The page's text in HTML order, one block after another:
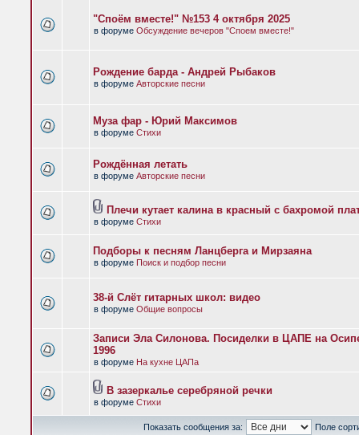
"Споём вместе!" №153 4 октября 2025
в форуме Обсуждение вечеров "Споем вместе!"
Рождение барда - Андрей Рыбаков
в форуме Авторские песни
Муза фар - Юрий Максимов
в форуме Стихи
Рождённая летать
в форуме Авторские песни
Плечи кутает калина в красный с бахромой
в форуме Стихи
Подборы к песням Ланцберга и Мирзаяна
в форуме Поиск и подбор песни
38-й Слёт гитарных школ: видео
в форуме Общие вопросы
Записи Эла Силонова. Посиделки в ЦАПЕ на
1996
в форуме На кухне ЦАПа
В зазеркалье серебряной речки
в форуме Стихи
Показать сообщения за:
Поле